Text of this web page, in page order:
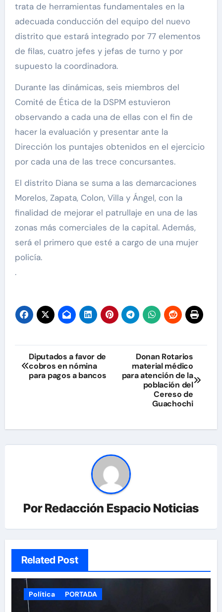
trata de herramientas fundamentales en la
adecuada conducción del equipo del nuevo
distrito que estará integrado por 77 elementos
de filas, cuatro jefes y jefas de turno y por
supuesto la coordinadora.
Durante las dinámicas, seis miembros del
Comité de Ética de la DSPM estuvieron
observando a cada una de ellas con el fin de
hacer la evaluación y presentar ante la
Dirección los puntajes obtenidos en el ejercicio
por cada una de las trece concursantes.
El distrito Diana se suma a las demarcaciones
Morelos, Zapata, Colon, Villa y Ángel, con la
finalidad de mejorar el patrullaje en una de las
zonas más comerciales de la capital. Además,
será el primero que esté a cargo de una mujer
policía.
.
Navegación
de
Diputados a favor de
cobros en nómina
para pagos a bancos
Donan Rotarios
material médico
para atención de la
población del
Cereso de
Guachochi
PorRedacción Espacio Noticias
Related Post
Política PORTADA